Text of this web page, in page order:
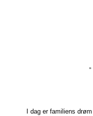
I dag er familiens